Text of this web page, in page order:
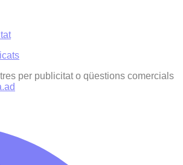
per publicitat o qüestions comercials